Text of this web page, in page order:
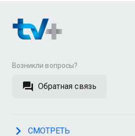
Возникли вопросы?
Обратная связь
СМОТРЕТЬ